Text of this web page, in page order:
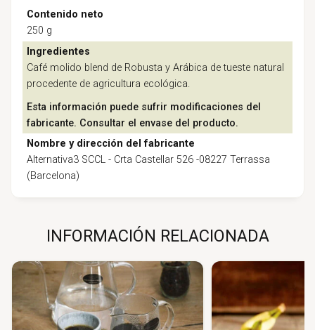
Contenido neto
250 g
Ingredientes
Café molido blend de Robusta y Arábica de tueste natural
procedente de agricultura ecológica.
Esta información puede sufrir modificaciones del
fabricante. Consultar el envase del producto.
Nombre y dirección del fabricante
Alternativa3 SCCL - Crta Castellar 526 -08227 Terrassa
(Barcelona)
INFORMACIÓN RELACIONADA